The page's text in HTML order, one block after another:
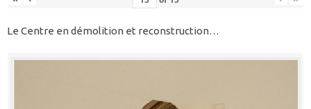
Le Centre en démolition et reconstruction…